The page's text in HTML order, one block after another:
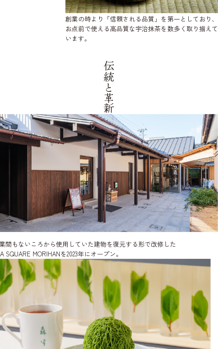
創業の時より「信頼される品質」を第一としており、
お点前で使える高品質な宇治抹茶を数多く取り揃えて
います。
伝統と革新
間もないころから使用していた建物を復元する形で改修した
SQUARE MORIHANを2023年にオープン。